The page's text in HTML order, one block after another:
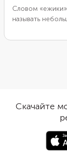
Словом
называть
всего их
будет их
кастрюле. Вам
заранее их
просто
котлеты,
Скачайте